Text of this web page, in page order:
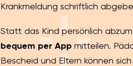
Krankmeldung schriftlich
Statt das Kind persönlich
bequem per App mitteilen.
Bescheid und Eltern können